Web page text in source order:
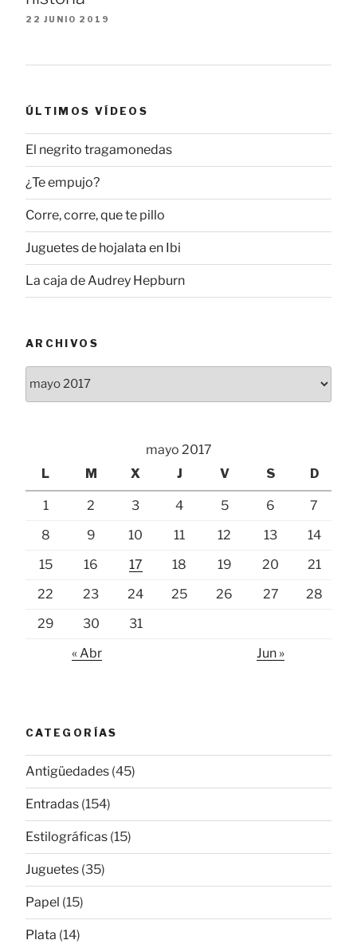
22 JUNIO 2019
ÚLTIMOS VÍDEOS
El negrito tragamonedas
¿Te empujo?
Corre, corre, que te pillo
Juguetes de hojalata en Ibi
La caja de Audrey Hepburn
ARCHIVOS
mayo 2017
L
M X J V S D
1 2 3 4 5 6
7
8
9 10 11 12 13
14
15
16 17 18 19 20
21
22
23 24 25 26 27
28
29
30
31
« Abr
Jun »
CATEGORÍAS
Antigüedades (45)
Entradas (154)
Estilográficas (15)
Juguetes (35)
Papel (15)
Plata (14)